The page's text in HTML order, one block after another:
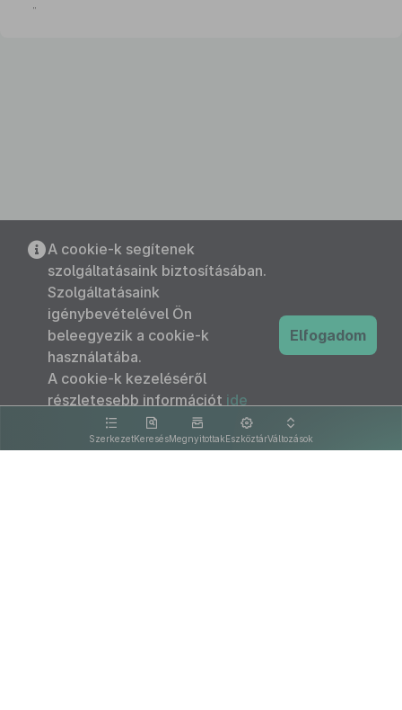
”
SzerkezetKeresésMegnyitottakEszköztárVáltozások
A cookie-k segítenek
szolgáltatásaink biztosításában.
Szolgáltatásaink
igénybevételével Ön
beleegyezik a cookie-k
használatába.
A cookie-k kezeléséről
részletesebb információt ide
kattintva olvashat.
Elfogadom